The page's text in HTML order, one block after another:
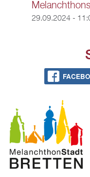
29.09.2024 -